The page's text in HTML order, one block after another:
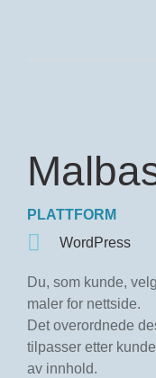
PLATTFORM
WordPress
Du, som kunde,
maler for nettside.
Det overordnede
tilpasser etter
av innhold.